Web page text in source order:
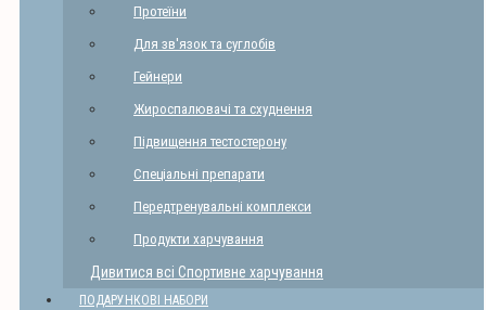
Протеїни
Для зв'язок та суглобів
Гейнери
Жироспалювачі та схуднення
Підвищення тестостерону
Спеціальні препарати
Передтренувальні комплекси
Продукти харчування
Дивитися всі Спортивне харчування
ПОДАРУНКОВІ НАБОРИ